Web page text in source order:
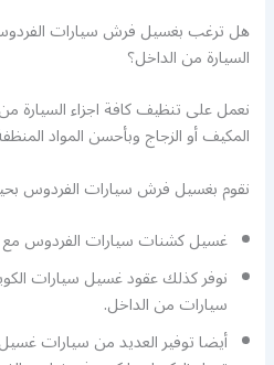
هل ترغب بغسيل فرش سيارات
السيارة من الداخل؟
نعمل على تنظيف كافة اجزاء السيارة
المكيف أو الزجاج وبأحسن المواد
نقوم بغسيل فرش سيارات الفردوس
غسيل كشنات سيارات الفردوس مع
نوفر كذلك عقود غسيل سيارات
سيارات من الداخل.
أيضا توفير العديد من سيارات